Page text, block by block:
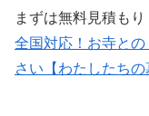
まずは無料見積もり
全国対応！お寺と
さい【わたしたちの